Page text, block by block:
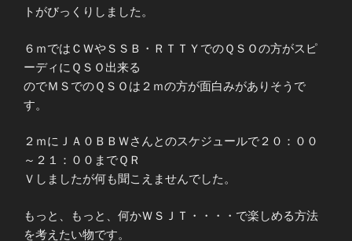
トがびっくりしました。
６ｍではＣＷやＳＳＢ・ＲＴＴＹでのＱＳＯの方がスピ
ーディにＱＳＯ出来る
のでＭＳでのＱＳＯは２ｍの方が面白みがありそうで
す。
２ｍにＪＡ０ＢＢＷさんとのスケジュールで２０：００
～２１：００までＱＲ
Ｖしましたが何も聞こえませんでした。
もっと、もっと、何かＷＳＪＴ・・・・で楽しめる方法
を考えたい物です。